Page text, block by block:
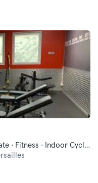
Crosstraining · Desportos de Combate · Fitness · Indoor Cycling · Pilates · Treinos Funcionais · Yoga